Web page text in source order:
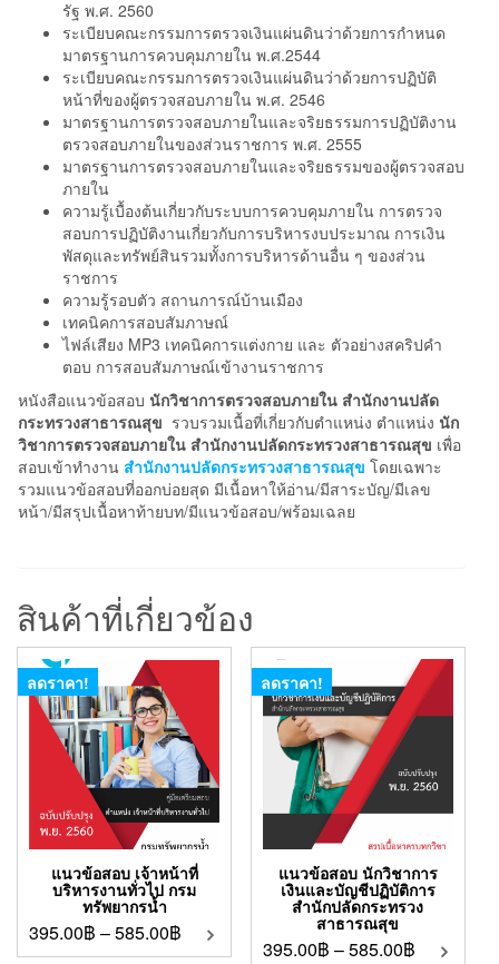
รัฐ พ.ศ. 2560
ระเบียบคณะกรรมการตรวจเงินแผ่นดินว่าด้วยการกำหนด
มาตรฐานการควบคุมภายใน พ.ศ.2544
ระเบียบคณะกรรมการตรวจเงินแผ่นดินว่าด้วยการปฏิบัติ
หน้าที่ของผู้ตรวจสอบภายใน พ.ศ. 2546
มาตรฐานการตรวจสอบภายในและจริยธรรมการปฏิบัติงาน
ตรวจสอบภายในของส่วนราชการ พ.ศ. 2555
มาตรฐานการตรวจสอบภายในและจริยธรรมของผู้ตรวจสอบ
ภายใน
ความรู้เบื้องต้นเกี่ยวกับระบบการควบคุมภายใน การตรวจ
สอบการปฏิบัติงานเกี่ยวกับการบริหารงบประมาณ การเงิน
พัสดุและทรัพย์สินรวมทั้งการบริหารด้านอื่น ๆ ของส่วน
ราชการ
ความรู้รอบตัว สถานการณ์บ้านเมือง
เทคนิคการสอบสัมภาษณ์
ไฟล์เสียง MP3 เทคนิคการแต่งกาย และ ตัวอย่างสคริปคำ
ตอบ การสอบสัมภาษณ์เข้างานราชการ
หนังสือแนวข้อสอบ นักวิชาการตรวจสอบภายใน สำนักงานปลัด
กระทรวงสาธารณสุข รวบรวมเนื้อที่เกี่ยวกับตำแหน่ง ตำแหน่ง นัก
วิชาการตรวจสอบภายใน สำนักงานปลัดกระทรวงสาธารณสุข เพื่อ
สอบเข้าทำงาน สำนักงานปลัดกระทรวงสาธารณสุข โดยเฉพาะ
รวมแนวข้อสอบที่ออกบ่อยสุด มีเนื้อหาให้อ่าน/มีสาระบัญ/มีเลข
หน้า/มีสรุปเนื้อหาท้ายบท/มีแนวข้อสอบ/พร้อมเฉลย
สินค้าที่เกี่ยวข้อง
ลดราคา!
แนวข้อสอบ เจ้าหน้าที่
บริหารงานทั่วไป กรม
ทรัพยากรน้ำ
395.00฿ –585.00฿
ลดราคา!
แนวข้อสอบ นักวิชาการ
เงินและบัญชีปฏิบัติการ
สำนักปลัดกระทรวง
สาธารณสุข
395.00฿ –585.00฿